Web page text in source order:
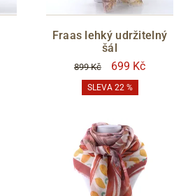
Fraas lehký udržitelný
šál
899 Kč 699 Kč
SLEVA 22 %